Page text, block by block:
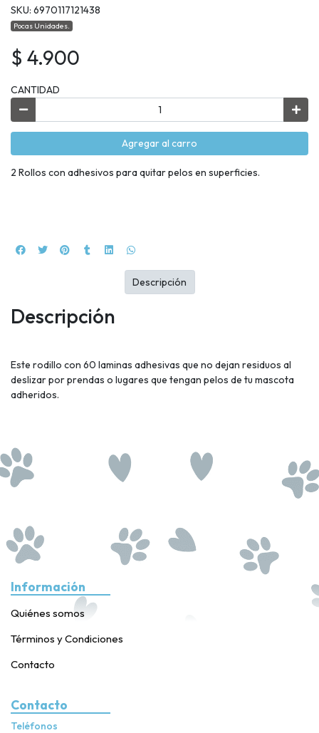
SKU: 6970117121438
Pocas Unidades.
$ 4.900
CANTIDAD
Agregar al carro
2 Rollos con adhesivos para quitar pelos en superficies.
Descripción
Este rodillo con 60 laminas adhesivas que no dejan residuos al
deslizar por prendas o lugares que tengan pelos de tu mascota
adheridos.
Descripción
Información
Quiénes somos
Términos y Condiciones
Contacto
Contacto
Teléfonos